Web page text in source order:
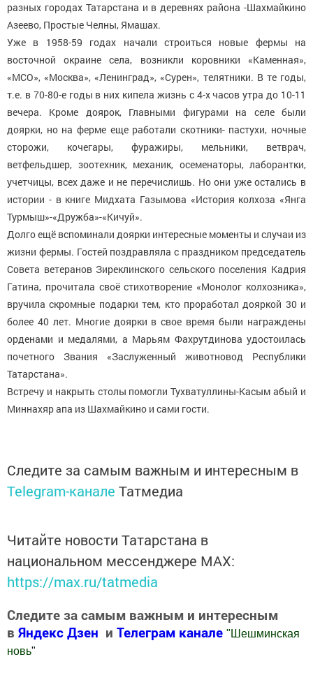
разных городах Татарстана и в деревнях района -Шахмайкино
Азеево, Простые Челны, Ямашах.
Уже в 1958-59 годах начали строиться новые фермы на
восточной окраине села, возникли коровники «Каменная»,
«МСО», «Москва», «Ленинград», «Сурен», телятники. В те годы,
т.е. в 70-80-е годы в них кипела жизнь с 4-х часов утра до 10-11
вечера. Кроме доярок, Главными фигурами на селе были
доярки, но на ферме еще работали скотники- пастухи, ночные
сторожи, кочегары, фуражиры, мельники, ветврач,
ветфельдшер, зоотехник, механик, осеменаторы, лаборантки,
учетчицы, всех даже и не перечислишь. Но они уже остались в
истории - в книге Мидхата Газымова «История колхоза «Янга
Турмыш»-«Дружба»-«Кичуй».
Долго ещё вспоминали доярки интересные моменты и случаи из
жизни фермы. Гостей поздравляла с праздником председатель
Совета ветеранов Зиреклинского сельского поселения Кадрия
Гатина, прочитала своё стихотворение «Монолог колхозника»,
вручила скромные подарки тем, кто проработал дояркой 30 и
более 40 лет. Многие доярки в свое время были награждены
орденами и медалями, а Марьям Фахрутдинова удостоилась
почетного Звания «Заслуженный животновод Республики
Татарстана».
Встречу и накрыть столы помогли Тухватуллины-Касым абый и
Миннахяр апа из Шахмайкино и сами гости.
Следите за самым важным и интересным в
Telegram-канале Татмедиа
Читайте новости Татарстана в
национальном мессенджере MАХ:
https://max.ru/tatmedia
Следите за самым важным и интересным
в Яндекс Дзен и Телеграм канале " Шешминская
новь"